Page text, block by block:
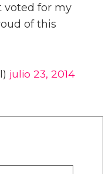
voted for my
of this
julio 23, 2014